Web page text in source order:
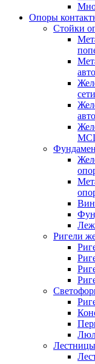
Опоры
Стойки
сети
Ригели